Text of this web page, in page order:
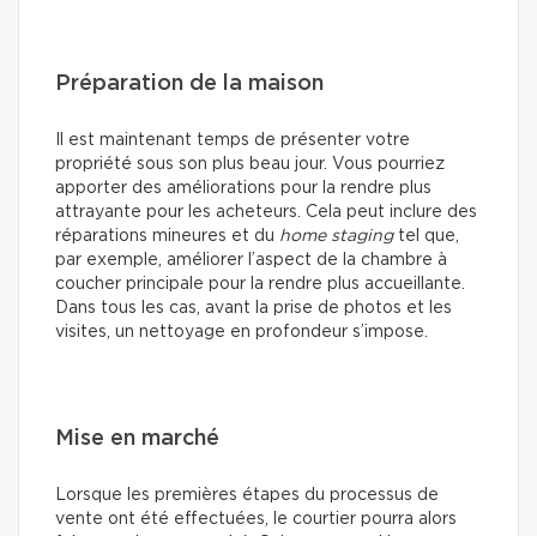
Préparation de la maison
Il est maintenant temps de présenter votre
propriété sous son plus beau jour. Vous pourriez
apporter des améliorations pour la rendre plus
attrayante pour les acheteurs. Cela peut inclure des
réparations mineures et du home stagingtel que,
par exemple, améliorer l’aspect de la chambre à
coucher principale pour la rendre plus accueillante.
Dans tous les cas, avant la prise de photos et les
visites, un nettoyage en profondeur s’impose.
Mise en marché
Lorsque les premières étapes du processus de
vente ont été effectuées, le courtier pourra alors